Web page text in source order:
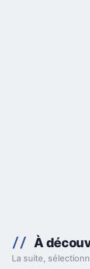
À
La suite,